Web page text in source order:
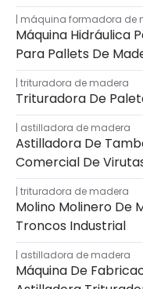
máquina formadora de
Máquina Hidráulica
Para Pallets De
trituradora de madera
Trituradora De
astilladora de madera
Astilladora De
Comercial De
trituradora de madera
Molino Molinero De
Troncos Industrial
astilladora de madera
Máquina De